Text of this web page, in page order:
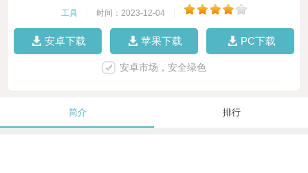
工具 时间：2023-12-04
安卓下载 苹果下载 PC下载
安卓市场，安全绿色
简介 排行